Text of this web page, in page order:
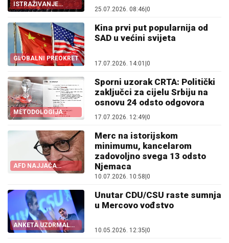
ISTRAŽIVANJE
„JUGOVA”
25.07.2026. 08:46 0
GLOBALNI PREOKRET
Kina prvi put popularnija od
SAD u većini svijeta
17.07.2026. 14:01 |0
METODOLOGIJA
CRTA
Sporni uzorak CRTA: Politički
zaključci za cijelu Srbiju na
osnovu 24 odsto odgovora
17.07.2026. 12:49|0
AFD NAJJAČA
STRANKA U
Merc na istorijskom
minimumu, kancelarom
zadovoljno svega 13 odsto
Njemaca
10.07.2026. 10:58|0
ANKETA UZDRMALA
BERLIN
Unutar CDU/CSU raste sumnja
u Mercovo vođstvo
10.05.2026. 12:35 0